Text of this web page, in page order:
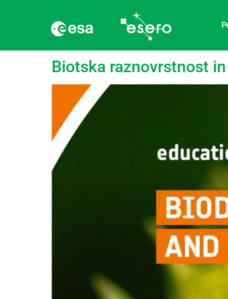
Oznaka:Vrste
Biotska raznovrstnost